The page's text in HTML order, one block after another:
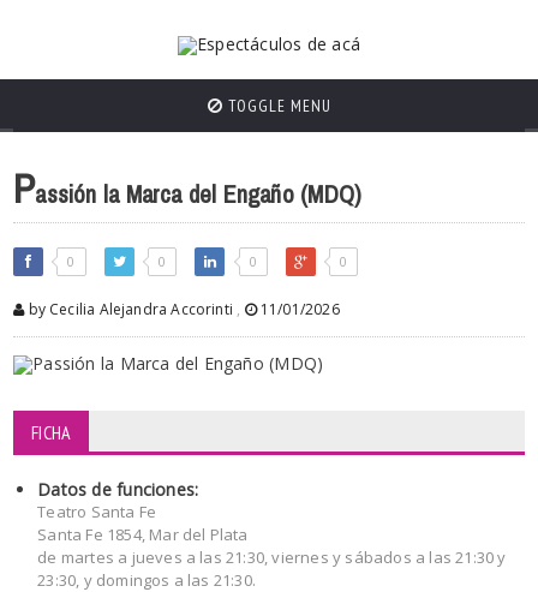
TOGGLE MENU
Passión la Marca del Engaño (MDQ)
0 0 0 0
by Cecilia Alejandra Accorinti , 11/01/2026
FICHA
Datos de funciones:
Teatro Santa Fe
Santa Fe 1854, Mar del Plata
de martes a jueves a las 21:30, viernes y sábados a las 21:30 y
23:30, y domingos a las 21:30.